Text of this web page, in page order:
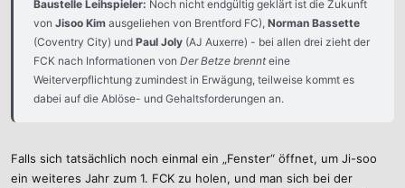
Baustelle Leihspieler: Noch nicht endgültig geklärt ist die Zukunft
von Jisoo Kim ausgeliehen von Brentford FC), Norman Bassette
(Coventry City) und Paul Joly (AJ Auxerre) - bei allen drei zieht der
FCK nach Informationen von Der Betze brennteine
Weiterverpflichtung zumindest in Erwägung, teilweise kommt es
dabei auf die Ablöse- und Gehaltsforderungen an.
Falls sich tatsächlich noch einmal ein „Fenster“ öffnet, um Ji-soo
ein weiteres Jahr zum 1. FCK zu holen, und man sich bei der